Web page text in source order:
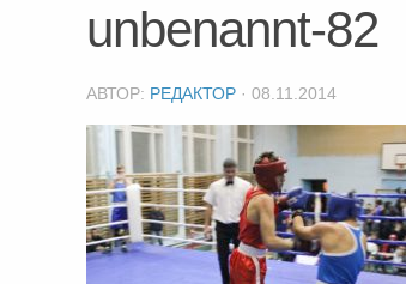
unbenannt-82
АВТОР: РЕДАКТОР · 08.11.2014